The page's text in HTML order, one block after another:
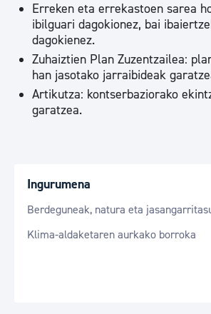
Erreken eta errekastoen sarea
ibilguari dagokionez, bai
dagokienez.
Zuhaiztien Plan Zuzentzailea:
han jasotako jarraibideak
Artikutza: kontserbaziorako
garatzea.
Ingurumena
Berdeguneak, natura eta
Klima-aldaketaren aurkako borroka